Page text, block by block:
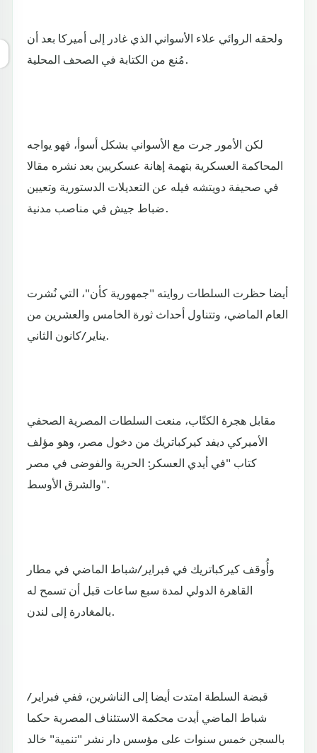
ولحقه الروائي علاء الأسواني الذي غادر إلى أميركا بعد أن
مُنع من الكتابة في الصحف المحلية.
لكن الأمور جرت مع الأسواني بشكل أسوأ، فهو يواجه
المحاكمة العسكرية بتهمة إهانة عسكريين بعد نشره مقالا
في صحيفة دويتشه فيله عن التعديلات الدستورية وتعيين
ضباط جيش في مناصب مدنية.
أيضا حظرت السلطات روايته "جمهورية كأن"، التي نُشرت
العام الماضي، وتتناول أحداث ثورة الخامس والعشرين من
يناير/كانون الثاني.
مقابل هجرة الكتّاب، منعت السلطات المصرية الصحفي
الأميركي ديفد كيركباتريك من دخول مصر، وهو مؤلف
كتاب "في أيدي العسكر: الحرية والفوضى في مصر
والشرق الأوسط".
وأُوقف كيركباتريك في فبراير/شباط الماضي في مطار
القاهرة الدولي لمدة سبع ساعات قبل أن تسمح له
بالمغادرة إلى لندن.
قبضة السلطة امتدت أيضا إلى الناشرين، ففي فبراير/
شباط الماضي أيدت محكمة الاستئناف المصرية حكما
بالسجن خمس سنوات على مؤسس دار نشر "تنمية" خالد